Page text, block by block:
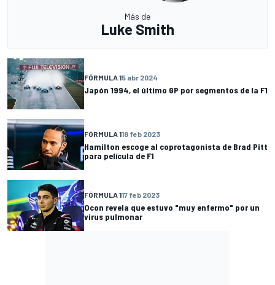
Más de
Luke Smith
FÓRMULA 15 abr 2024
Japón 1994, el último GP por segmentos de la F1
FÓRMULA 118 feb 2023
Hamilton escoge al coprotagonista de Brad Pitt
para película de F1
FÓRMULA 117 feb 2023
Ocon revela que estuvo "muy enfermo" por un
virus pulmonar